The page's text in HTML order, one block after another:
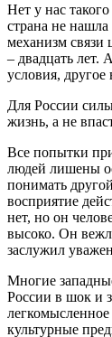
Нет у нас
страна не
механизм связи
– двадцать лет.
условия,
Для России
жизнь, а не
Все попытки
людей лишены
понимать
восприятие
нет, но он
высоко. Он
заслужил
Многие
России в шок и
культурные